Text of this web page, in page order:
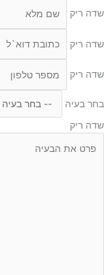
שדה ריק
שדה ריק
שדה ריק
בחר בעיה
שדה ריק